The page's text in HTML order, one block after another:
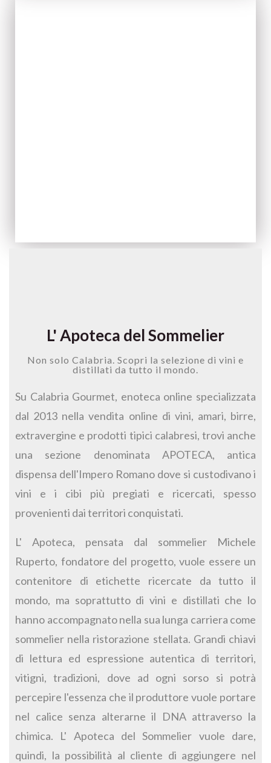
L' Apoteca del Sommelier
Non solo Calabria. Scopri la selezione di vini e
distillati da tutto il mondo.
Su Calabria Gourmet, enoteca online specializzata
dal 2013 nella vendita online di vini, amari, birre,
extravergine e prodotti tipici calabresi, trovi anche
una sezione denominata APOTECA, antica
dispensa dell'Impero Romano dove si custodivano i
vini e i cibi più pregiati e ricercati, spesso
provenienti dai territori conquistati.
L' Apoteca, pensata dal sommelier Michele
Ruperto, fondatore del progetto, vuole essere un
contenitore di etichette ricercate da tutto il
mondo, ma soprattutto di vini e distillati che lo
hanno accompagnato nella sua lunga carriera come
sommelier nella ristorazione stellata. Grandi chiavi
di lettura ed espressione autentica di territori,
vitigni, tradizioni, dove ad ogni sorso si potrà
percepire l'essenza che il produttore vuole portare
nel calice senza alterarne il DNA attraverso la
chimica. L' Apoteca del Sommelier vuole dare,
quindi, la possibilità al cliente di aggiungere nel